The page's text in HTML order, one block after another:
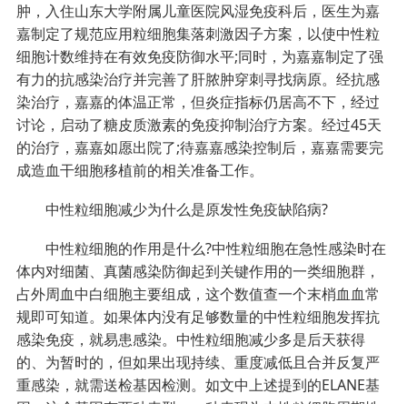
肿，入住山东大学附属儿童医院风湿免疫科后，医生为嘉
嘉制定了规范应用粒细胞集落刺激因子方案，以使中性粒
细胞计数维持在有效免疫防御水平;同时，为嘉嘉制定了强
有力的抗感染治疗并完善了肝脓肿穿刺寻找病原。经抗感
染治疗，嘉嘉的体温正常，但炎症指标仍居高不下，经过
讨论，启动了糖皮质激素的免疫抑制治疗方案。经过45天
的治疗，嘉嘉如愿出院了;待嘉嘉感染控制后，嘉嘉需要完
成造血干细胞移植前的相关准备工作。
中性粒细胞减少为什么是原发性免疫缺陷病?
中性粒细胞的作用是什么?中性粒细胞在急性感染时在
体内对细菌、真菌感染防御起到关键作用的一类细胞群，
占外周血中白细胞主要组成，这个数值查一个末梢血血常
规即可知道。如果体内没有足够数量的中性粒细胞发挥抗
感染免疫，就易患感染。中性粒细胞减少多是后天获得
的、为暂时的，但如果出现持续、重度减低且合并反复严
重感染，就需送检基因检测。如文中上述提到的ELANE基